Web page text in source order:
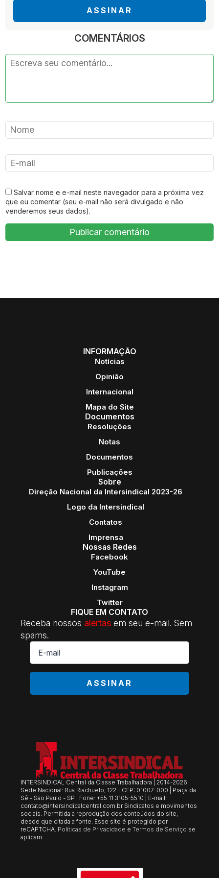
ASSINAR
COMENTÁRIOS
Salvar nome e e-mail neste navegador para a próxima vez
que eu comentar (seu e-mail não será divulgado e não
venderemos seus dados).
INFORMAÇÃO
Notícias
Opinião
Internacional
Mapa do Site
Documentos
Resoluções
Notas
Documentos
Publicações
Sobre
Direção Nacional da Intersindical 2023-26
Logo da Intersindical
Contatos
Imprensa
Nossas Redes
Facebook
YouTube
Instagram
Twitter
FIQUE EM CONTATO
Receba nossos alertas em seu e-mail. Sem
spams.
E-
mail
ASSINAR
INTERSINDICAL Central da Classe Trabalhadora | 2014-2026.
Sede Nacional: Rua Riachuelo, 122 - CEP: 01007-000 | Praça da
Sé - São Paulo - SP | Fone: +55 11 3105-5510 | E-mail:
contato@intersindicalcentral.com.br Sindicatos e movimentos
sociais. Permitida a reprodução dos conteúdos do site,
desde que citada a fonte. Esse site é protegido por
reCAPTCHA. Políticas de Privacidade eTermos de Serviço se
aplicam